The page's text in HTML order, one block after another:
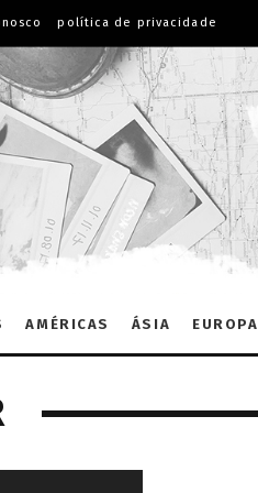
política de privacidade
AMÉRICAS ÁSIA EUROPA